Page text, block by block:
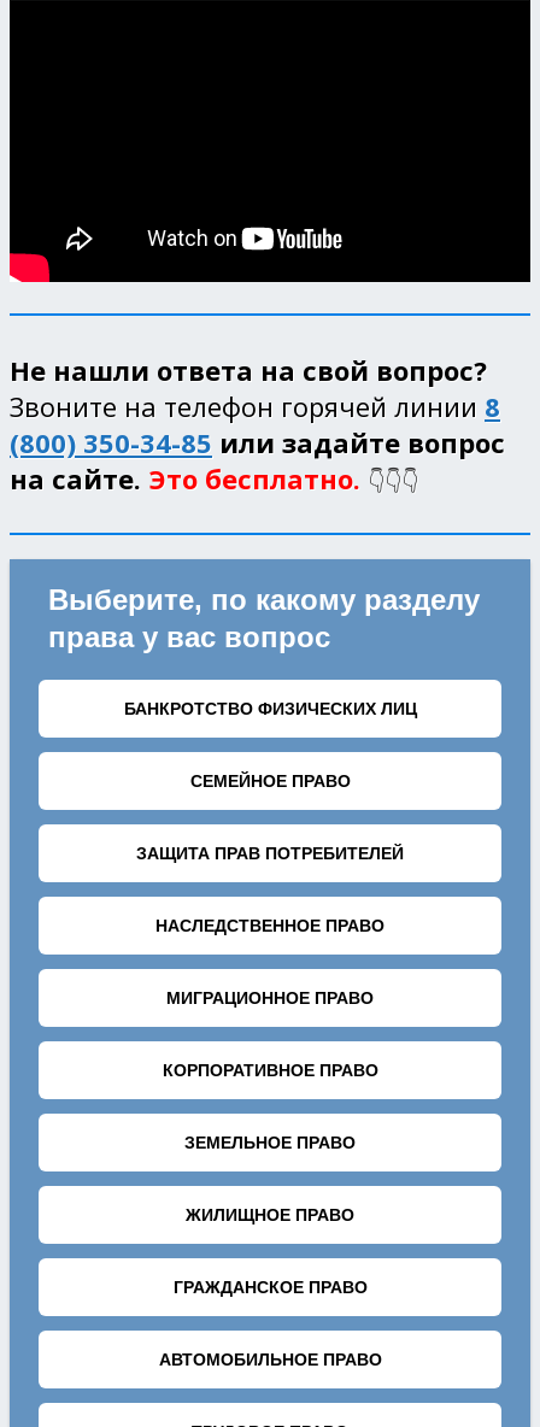
Не нашли ответа на свой вопрос?
Звоните на телефон горячей линии 8
(800) 350-34-85 или задайте вопрос
на сайте. Это бесплатно. 👇👇👇